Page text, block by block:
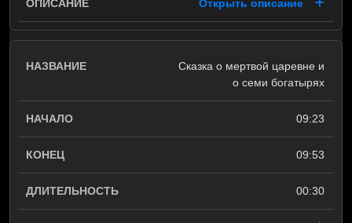
Открыть описание
Сказка о мертвой царевне и
о семи богатырях
09:23
09:53
00:30